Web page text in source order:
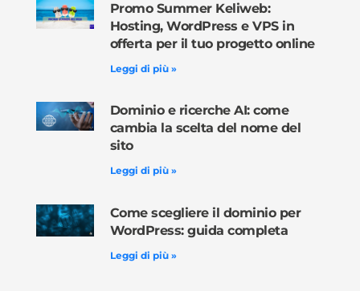
Promo Summer Keliweb:
Hosting, WordPress e VPS in
offerta per il tuo progetto online
Leggi di più »
Dominio e ricerche AI: come
cambia la scelta del nome del
sito
Leggi di più »
Come scegliere il dominio per
WordPress: guida completa
Leggi di più »